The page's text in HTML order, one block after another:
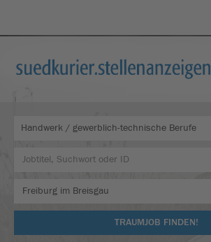
TRAUMJOB FINDEN!